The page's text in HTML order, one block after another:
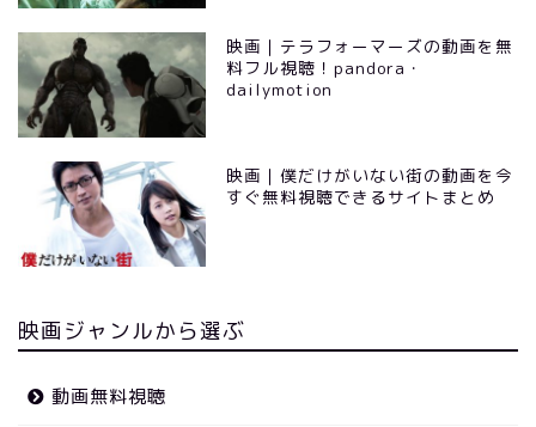
映画｜テラフォーマーズの動画を無
料フル視聴！pandora・
dailymotion
映画｜僕だけがいない街の動画を今
すぐ無料視聴できるサイトまとめ
映画ジャンルから選ぶ
動画無料視聴